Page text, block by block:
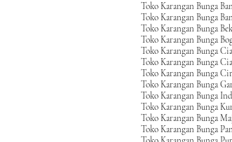
Toko Karangan Bunga
Toko Karangan Bunga
Toko Karangan Bunga
Toko Karangan Bunga
Toko Karangan Bunga
Toko Karangan Bunga
Toko Karangan Bunga
Toko Karangan Bunga
Toko Karangan Bunga
Toko Karangan Bunga
Toko Karangan Bunga
Toko Karangan Bunga